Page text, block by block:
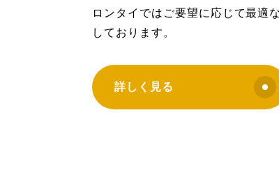
ロンタイではご要望に応じて最適
しております。
詳しく見る